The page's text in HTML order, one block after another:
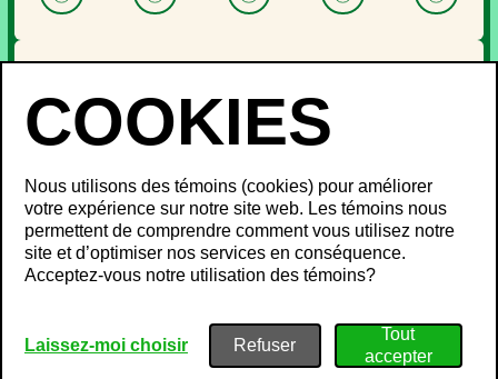
PROGRAMMATION
OFF PIKNIC
PASSES ET BILLETS
LE FESTIVAL
À propos
Partenaires
Mot des ministres
Médias
Emplois
INFOS FESTIVALIERS
Gestion du bruit
Politique de confidentialité
Conditions d’utilisation
Politique sur les témoins
Nous utilisons des témoins (cookies) pour améliorer
votre expérience sur notre site web. Les témoins nous
permettent de comprendre comment vous utilisez notre
site et d’optimiser nos services en conséquence.
Acceptez-vous notre utilisation des témoins?
Laissez-moi choisir